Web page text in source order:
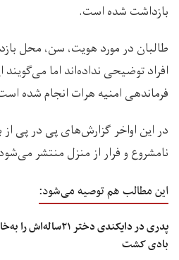
بازداشت شده است.
طالبان در مورد هویت، سن، محل
افراد توضیحی نداده‌اند اما
فرماندهی امنیه هرات انجام شده
در این اواخر گزارش‌های پی در پی از
نامشروع و فرار از منزل منتشر
این مطالب هم توصیه می‌شود:
پدری در دایکندی دختر
بادی کشت